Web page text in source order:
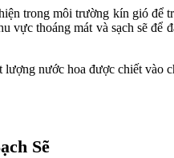
trong môi trường kín gió để
vực thoáng mát và sạch sẽ để
lượng nước hoa được chiết vào
Sẽ